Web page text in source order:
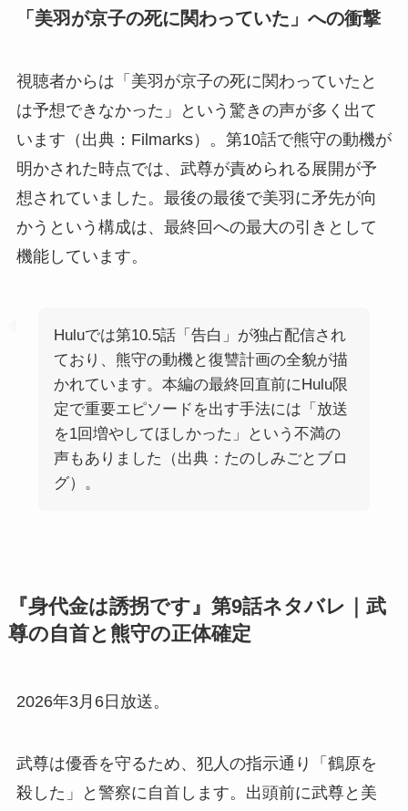
「美羽が京子の死に関わっていた」への衝撃
視聴者からは「美羽が京子の死に関わっていたと
は予想できなかった」という驚きの声が多く出て
います（出典：Filmarks）。第10話で熊守の動機が
明かされた時点では、武尊が責められる展開が予
想されていました。最後の最後で美羽に矛先が向
かうという構成は、最終回への最大の引きとして
機能しています。
Huluでは第10.5話「告白」が独占配信され
ており、熊守の動機と復讐計画の全貌が描
かれています。本編の最終回直前にHulu限
定で重要エピソードを出す手法には「放送
を1回増やしてほしかった」という不満の
声もありました（出典：たのしみごとブロ
グ）。
『身代金は誘拐です』第9話ネタバレ｜武
尊の自首と熊守の正体確定
2026年3月6日放送。
武尊は優香を守るため、犯人の指示通り「鶴原を
殺した」と警察に自首します。出頭前に武尊と美